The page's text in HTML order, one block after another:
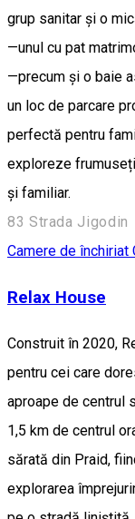
grup sanitar și o
—unul cu pat
—precum și o baie
un loc de parcare
perfectă pentru
exploreze
și familiar.
83 Strada Jigodin
Camere de închiriat
Relax House
Construit în 2020,
pentru cei care
aproape de centrul
1,5 km de centrul
sărată din Praid,
explorarea